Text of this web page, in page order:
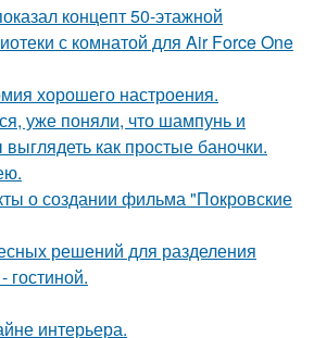
концепт 50-этажной
с комнатой для Air Force One
хорошего настроения.
уже поняли, что шампунь и
как простые баночки.
о создании фильма "Покровские
решений для разделения
гостиной.
интерьера.